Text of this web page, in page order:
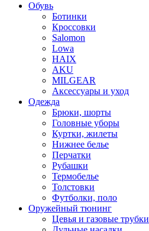
Обувь
Ботинки
Кроссовки
Salomon
Lowa
HAIX
AKU
MILGEAR
Аксессуары и уход
Одежда
Брюки, шорты
Головные уборы
Куртки, жилеты
Нижнее белье
Перчатки
Рубашки
Термобелье
Толстовки
Футболки, поло
Оружейный тюнинг
Цевья и газовые трубки